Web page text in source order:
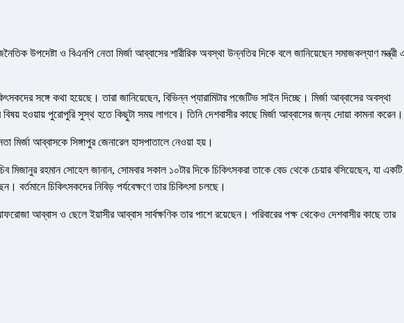
উপদেষ্টা ও বিএনপি নেতা মির্জা আব্বাসের শারীরিক অবস্থা উন্নতির দিকে বলে জানিয়েছেন সমাজকল্যাণ মন্ত্রী
সঙ্গে কথা হয়েছে। তারা জানিয়েছেন, বিভিন্ন প্যারামিটার পজেটিভ সাইন দিচ্ছে। মির্জা আব্বাসের অবস্থা
হওয়ায় পুরোপুরি সুস্থ হতে কিছুটা সময় লাগবে। তিনি দেশবাসীর কাছে মির্জা আব্বাসের জন্য দোয়া কামনা করেন।
মির্জা আব্বাসকে সিঙ্গাপুর জেনারেল হাসপাতালে নেওয়া হয়।
মিজানুর রহমান সোহেল জানান, সোমবার সকাল ১০টার দিকে চিকিৎসকরা তাকে বেড থেকে চেয়ার বসিয়েছেন, যা একটি
চিকিৎসকদের নিবিড় পর্যবেক্ষণে তার চিকিৎসা চলছে।
আব্বাস ও ছেলে ইয়াসীর আব্বাস সার্বক্ষণিক তার পাশে রয়েছেন। পরিবারের পক্ষ থেকেও দেশবাসীর কাছে তার